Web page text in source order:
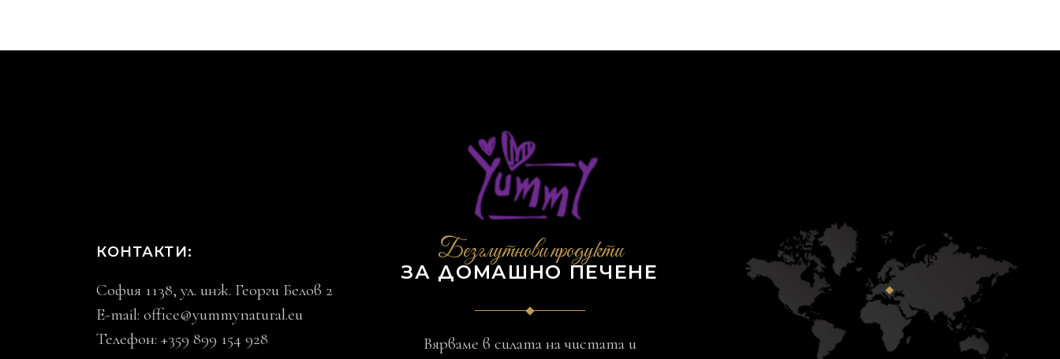
КОНТАКТИ:
София 1138, ул. инж. Георги Белов 2
E-mail: office@yummynatural.eu
Телефон: +359 899 154 928
Безглутнови продукти
ЗА ДОМАШНО ПЕЧЕНЕ
Вярваме в силата на чистата и